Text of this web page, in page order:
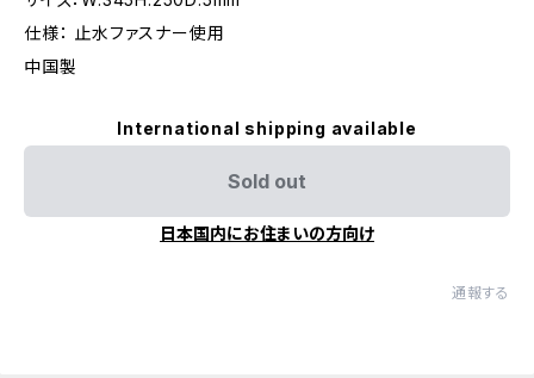
仕様： 止水ファスナー使用
中国製
International shipping available
Sold out
日本国内にお住まいの方向け
通報する